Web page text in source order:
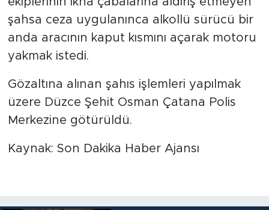
şahsa ceza uygulanınca alkollü sürücü bir
anda aracının kaput kısmını açarak motoru
yakmak istedi.
Gözaltına alınan şahıs işlemleri yapılmak
üzere Düzce Şehit Osman Çatana Polis
Merkezine götürüldü.
Kaynak: Son Dakika Haber Ajansı